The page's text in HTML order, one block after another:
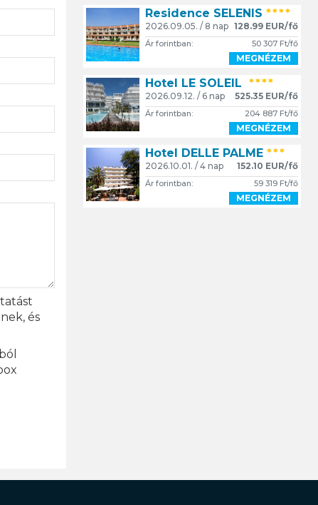
és
Residence SELENIS ****
2026.09.05. / 8 nap 128.99 EUR/fő
Ár forintban: 50 307 Ft/fő
MEGNÉZEM
Hotel LE SOLEIL ****
2026.09.12. / 6 nap 525.35 EUR/fő
Ár forintban: 204 887 Ft/fő
MEGNÉZEM
Hotel DELLE PALME ***
2026.10.01. / 4 nap 152.10 EUR/fő
Ár forintban: 59 319 Ft/fő
MEGNÉZEM